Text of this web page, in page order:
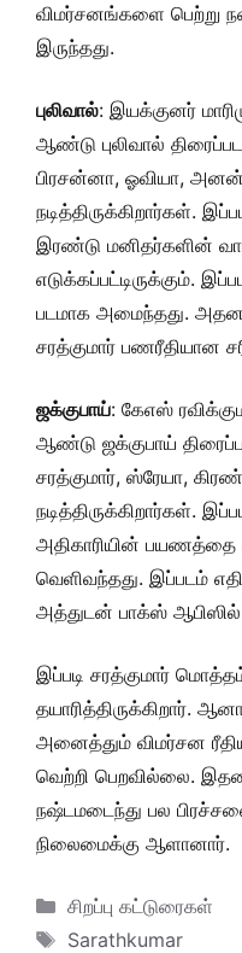
விமர்சனங்களை பெற்று
இருந்தது.
புலிவால்: இயக்குனர்
ஆண்டு புலிவால்
பிரசன்னா, ஓவியா,
நடித்திருக்கிறார்கள்.
இரண்டு மனிதர்களின்
எடுக்கப்பட்டிருக்கும்.
படமாக அமைந்தது.
சரத்குமார் பணரீதியான
ஜக்குபாய்: கேஎஸ்
ஆண்டு ஜக்குபாய்
சரத்குமார், ஸ்ரேயா,
நடித்திருக்கிறார்கள்.
அதிகாரியின் பயணத்தை
வெளிவந்தது. இப்படம்
அத்துடன் பாக்ஸ் ஆபிஸில்
இப்படி சரத்குமார்
தயாரித்திருக்கிறார்.
அனைத்தும் விமர்சன
வெற்றி பெறவில்லை.
நஷ்டமடைந்து பல
நிலைமைக்கு ஆளானார்.
Categories
சிறப்பு கட்டுரைகள்
Tags
Sarathkumar